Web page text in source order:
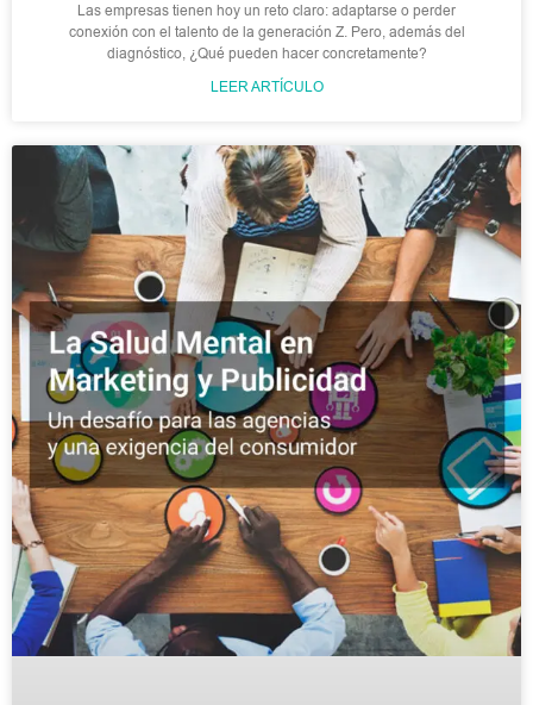
Las empresas tienen hoy un reto claro: adaptarse o perder
conexión con el talento de la generación Z. Pero, además del
diagnóstico, ¿Qué pueden hacer concretamente?
LEER ARTÍCULO